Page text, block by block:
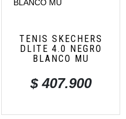
TENIS SKECHERS
DLITE 4.0 NEGRO
BLANCO MU
$407.900